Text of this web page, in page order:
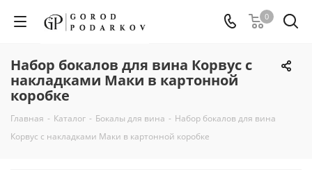
0
Набор бокалов для вина Корвус с
накладками Маки в картонной
коробке
Главная - Каталог - Бокалы для вина - Набор бокалов для вина
Корвус с накладками Маки в картонной коробке